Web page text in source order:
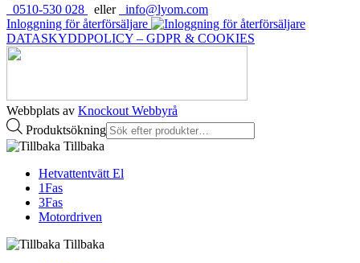
0510-530 028
eller
info@lyom.com
Inloggning för återförsäljare
DATASKYDDPOLICY – GDPR & COOKIES
Webbplats av Knockout Webbyrå
Produktsökning
Tillbaka
Hetvattentvätt El
1Fas
3Fas
Motordriven
Tillbaka